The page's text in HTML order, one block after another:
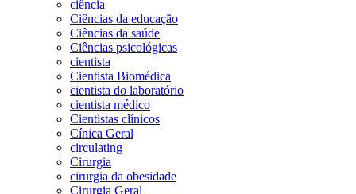
ciência
Ciências da educação
Ciências da saúde
Ciências psicológicas
cientista
Cientista Biomédica
cientista do laboratório
cientista médico
Cientistas clínicos
Cínica Geral
circulating
Cirurgia
cirurgia da obesidade
Cirurgia Geral